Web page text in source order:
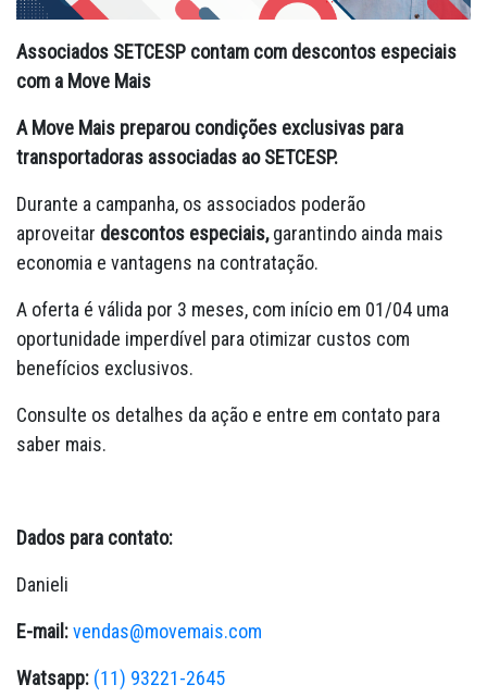
Associados SETCESP contam com descontos especiais
com a Move Mais
A Move Mais preparou condições exclusivas para
transportadoras associadas ao SETCESP.
Durante a campanha, os associados poderão
aproveitar descontos especiais,garantindo ainda mais
economia e vantagens na contratação.
A oferta é válida por 3 meses, com início em 01/04 uma
oportunidade imperdível para otimizar custos com
benefícios exclusivos.
Consulte os detalhes da ação e entre em contato para
saber mais.
Dados para contato:
Danieli
E-mail:vendas@movemais.com
Watsapp: (11) 93221-2645